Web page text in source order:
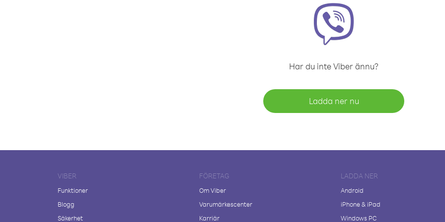
Har du inte Viber ännu?
Ladda ner nu
VIBER
Funktioner
Blogg
Säkerhet
FÖRETAG
Om Viber
Varumärkescenter
Karriär
LADDA NER
Android
iPhone & iPad
Windows PC